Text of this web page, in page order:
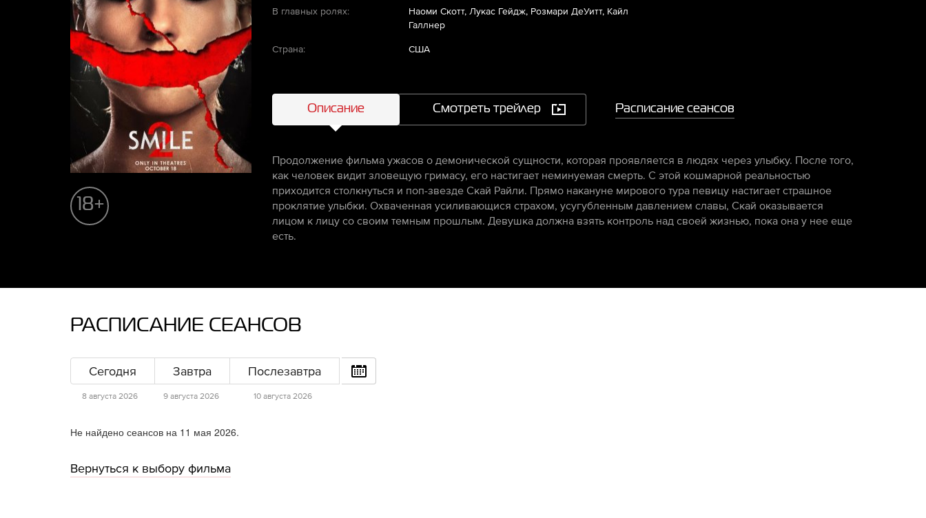
18+
В главных ролях:
Наоми Скотт, Лукас Гейдж, Розмари ДеУитт, Кайл
Галлнер
Страна: США
Описание Смотреть трейлер Расписание сеансов
Продолжение фильма ужасов о демонической сущности, которая проявляется в людях через улыбку. После того,
как человек видит зловещую гримасу, его настигает неминуемая смерть. С этой кошмарной реальностью
приходится столкнуться и поп-звезде Скай Райли. Прямо накануне мирового тура певицу настигает страшное
проклятие улыбки. Охваченная усиливающися страхом, усугубленным давлением славы, Скай оказывается
лицом к лицу со своим темным прошлым. Девушка должна взять контроль над своей жизнью, пока она у нее еще
есть.
РАСПИСАНИЕ СЕАНСОВ
Сегодня
8 августа 2026
Завтра
9 августа 2026
Послезавтра
10 августа 2026
Не найдено сеансов на 11 мая 2026.
Вернуться к выбору фильма